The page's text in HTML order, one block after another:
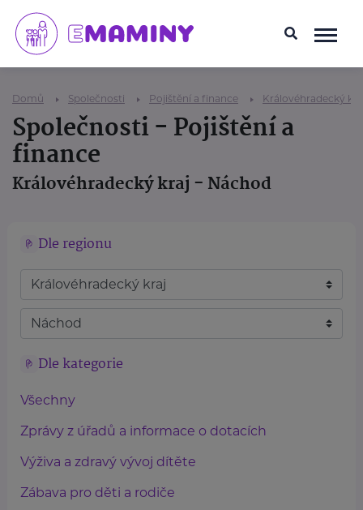
Domů Společnosti Pojištění a finance Královéhradecký
Společnosti - Pojištění a
finance
Královéhradecký kraj - Náchod
Dle regionu
Dle kategorie
Všechny
Zprávy z úřadů a informace o dotacích
Výživa a zdravý vývoj dítěte
Zábava pro děti a rodiče